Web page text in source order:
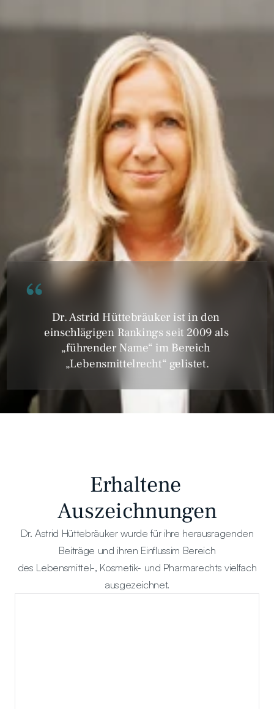
Dr. Astrid Hüttebräuker ist in den
einschlägigen Rankings seit 2009 als
„führender Name“ im Bereich
„Lebensmittelrecht“ gelistet.
Erhaltene
Auszeichnungen
Dr. Astrid Hüttebräuker wurde für ihre herausragenden
Beiträge und ihren Einflussim Bereich
des Lebensmittel-, Kosmetik- und Pharmarechts vielfach
ausgezeichnet.